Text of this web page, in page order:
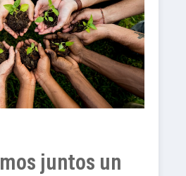
juntos un